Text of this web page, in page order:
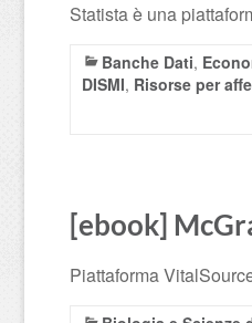
Statista è una
Banche Dati,
DISMI, Risorse per
[ebook]
Piattaforma